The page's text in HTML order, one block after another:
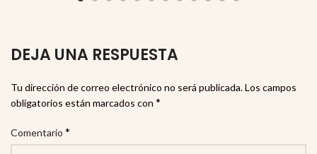
DEJA UNA RESPUESTA
Tu dirección de correo electrónico no será publicada.Los campos
obligatorios están marcados con *
Comentario *